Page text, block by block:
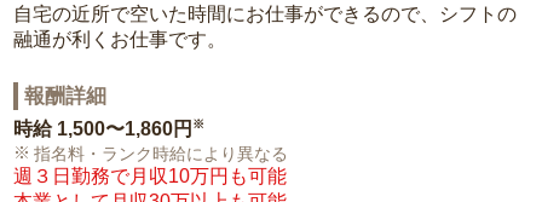
自宅の近所で空いた時間にお仕事ができるので、シフトの
融通が利くお仕事です。
報酬詳細
時給 1,500〜1,860円 ※
指名料・ランク時給により異なる
週３日勤務で月収10万円も可能